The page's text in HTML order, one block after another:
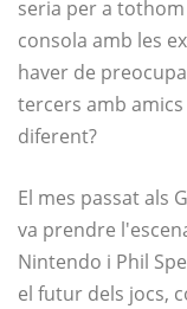
seria per a
consola amb les
haver de
tercers amb
diferent?
El mes passat als
va prendre
Nintendo i Phil
el futur dels jocs,